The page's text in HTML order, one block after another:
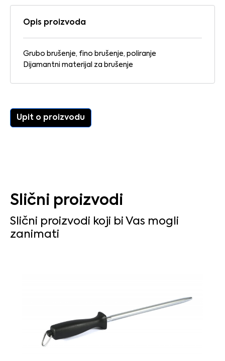
Opis proizvoda
Grubo brušenje, fino brušenje, poliranje
Upit o proizvodu
Slični proizvodi
Slični proizvodi koji bi Vas mogli
zanimati